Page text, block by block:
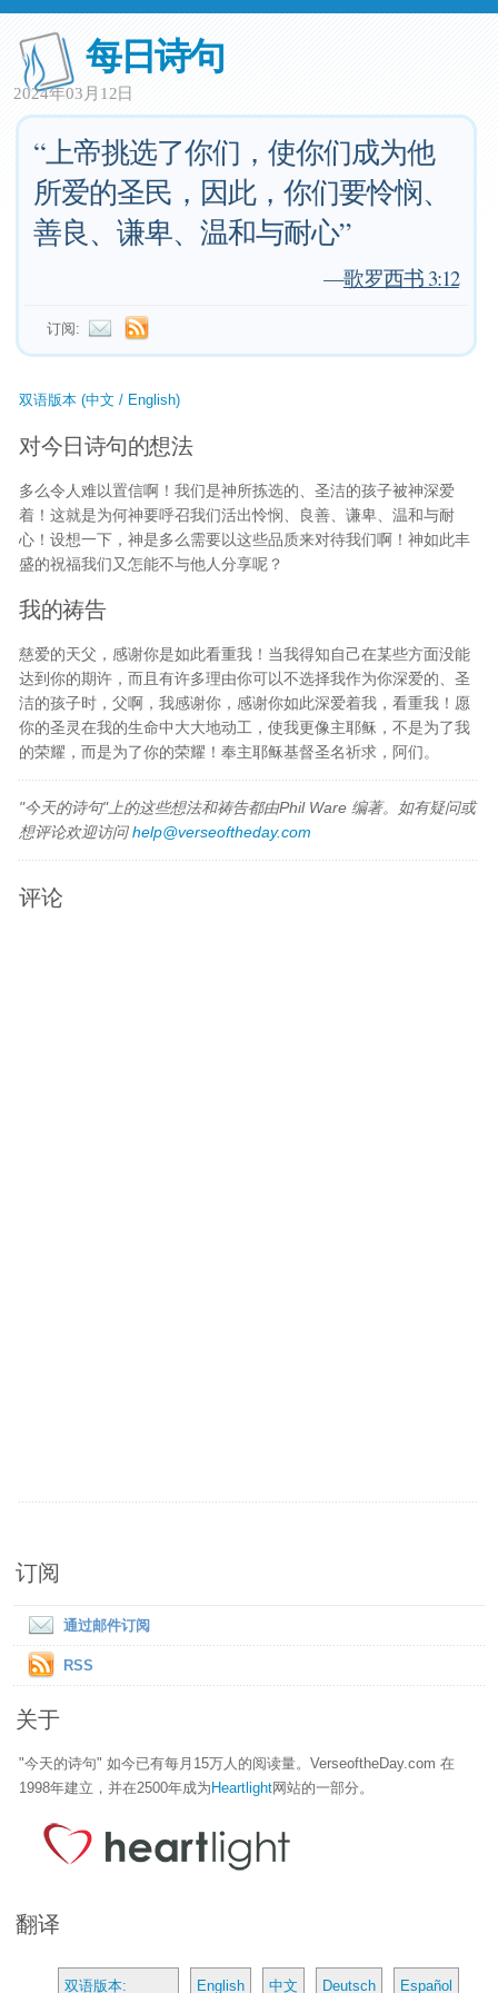
每日诗句
2024年03月12日
“上帝挑选了你们，使你们成为他
所爱的圣民，因此，你们要怜悯、
善良、谦卑、温和与耐心”
—歌罗西书 3:12
订阅:
双语版本 (中文 / English)
对今日诗句的想法
多么令人难以置信啊！我们是神所拣选的、圣洁的孩子被神深爱
着！这就是为何神要呼召我们活出怜悯、良善、谦卑、温和与耐
心！设想一下，神是多么需要以这些品质来对待我们啊！神如此丰
盛的祝福我们又怎能不与他人分享呢？
我的祷告
慈爱的天父，感谢你是如此看重我！当我得知自己在某些方面没能
达到你的期许，而且有许多理由你可以不选择我作为你深爱的、圣
洁的孩子时，父啊，我感谢你，感谢你如此深爱着我，看重我！愿
你的圣灵在我的生命中大大地动工，使我更像主耶稣，不是为了我
的荣耀，而是为了你的荣耀！奉主耶稣基督圣名祈求，阿们。
"今天的诗句"上的这些想法和祷告都由Phil Ware 编著。如有疑问或
想评论欢迎访问help@verseoftheday.com
评论
订阅
通过邮件订阅
RSS
关于
"今天的诗句" 如今已有每月15万人的阅读量。VerseoftheDay.com 在
1998年建立，并在2500年成为 Heartlight网站的一部分。
翻译
双语版本: English 中文 Deutsch Español